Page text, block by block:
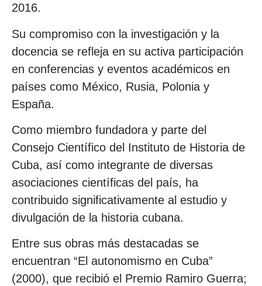
2016.
Su compromiso con la investigación y la
docencia se refleja en su activa participación
en conferencias y eventos académicos en
países como México, Rusia, Polonia y
España.
Como miembro fundadora y parte del
Consejo Científico del Instituto de Historia de
Cuba, así como integrante de diversas
asociaciones científicas del país, ha
contribuido significativamente al estudio y
divulgación de la historia cubana.
Entre sus obras más destacadas se
encuentran “El autonomismo en Cuba”
(2000), que recibió el Premio Ramiro Guerra;